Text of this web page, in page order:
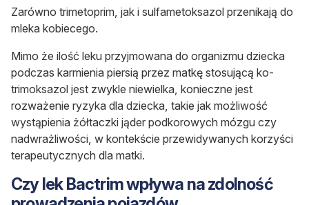
Zarówno trimetoprim, jak i sulfametoksazol przenikają do
mleka kobiecego.
Mimo że ilość leku przyjmowana do organizmu dziecka
podczas karmienia piersią przez matkę stosującą ko-
trimoksazol jest zwykle niewielka, konieczne jest
rozważenie ryzyka dla dziecka, takie jak możliwość
wystąpienia żółtaczki jąder podkorowych mózgu czy
nadwrażliwości, w kontekście przewidywanych korzyści
terapeutycznych dla matki.
Czy lek Bactrim wpływa na zdolność